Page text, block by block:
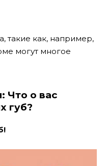
такие как, например,
могут многое
Что о вас
губ?